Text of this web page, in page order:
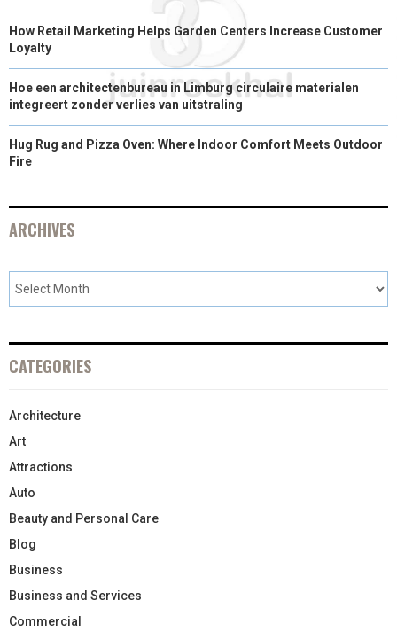
How Retail Marketing Helps Garden Centers Increase Customer
Loyalty
Hoe een architectenbureau in Limburg circulaire materialen
integreert zonder verlies van uitstraling
Hug Rug and Pizza Oven: Where Indoor Comfort Meets Outdoor
Fire
ARCHIVES
CATEGORIES
Architecture
Art
Attractions
Auto
Beauty and Personal Care
Blog
Business
Business and Services
Commercial